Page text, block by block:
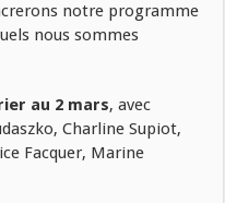
notre programme
nous sommes
au 2 mars, avec
Charline Supiot,
Facquer, Marine